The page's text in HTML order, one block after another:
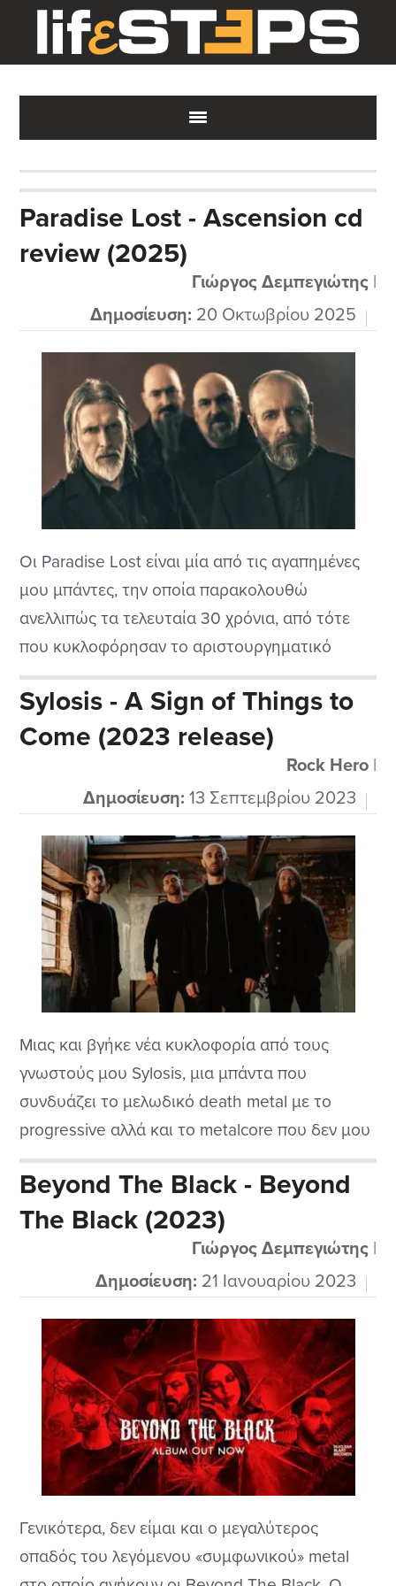
main
content
primary
sidebar
footer
Paradise Lost - Ascension cd
review (2025)
Γιώργος Δεμπεγιώτης|
Δημοσίευση: 20 Οκτωβρίου 2025
Οι Paradise Lost είναι μία από τις αγαπημένες
μου μπάντες, την οποία παρακολουθώ
ανελλιπώς τα τελευταία 30 χρόνια, από τότε
που κυκλοφόρησαν το αριστουργηματικό
“Draconian Times”, το οποίο ήταν ίσως και ο
τελευταίος δίσκος τους που είχε σχεδόν
καθολική αποδοχή.
Sylosis - A Sign of Things to
Come (2023 release)
Rock Hero|
Δημοσίευση: 13 Σεπτεμβρίου 2023
Μιας και βγήκε νέα κυκλοφορία από τους
γνωστούς μου Sylosis, μια μπάντα που
συνδυάζει το μελωδικό death metal με το
progressive αλλά και το metalcore που δεν μου
αρέσει για να είμαι ειλικρινής αλλά τα παιδιά
εδώ από την Βρετανία τα καταφέρνουν μια
χαρά μιας και είναι έμπειροι, δεν είναι καμμιά
χτεσινή μπάντα της πλάκας....
Beyond The Black - Beyond
The Black (2023)
Γιώργος Δεμπεγιώτης|
Δημοσίευση: 21 Ιανουαρίου 2023
Γενικότερα, δεν είμαι και ο μεγαλύτερος
οπαδός του λεγόμενου «συμφωνικού» metal